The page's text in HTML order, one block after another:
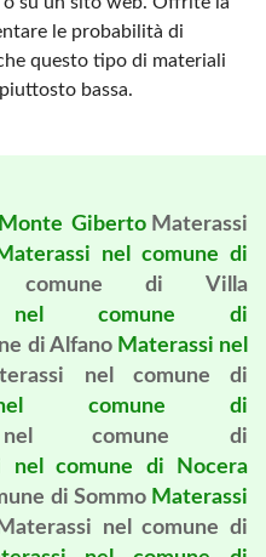
le probabilità di
questo tipo di materiali
bassa.
Giberto Materassi
nel comune di
comune di Villa
nel comune di
di Alfano Materassi nel
nel comune di
nel comune di
nel comune di
nel comune di Nocera
di Sommo Materassi
Materassi nel comune di